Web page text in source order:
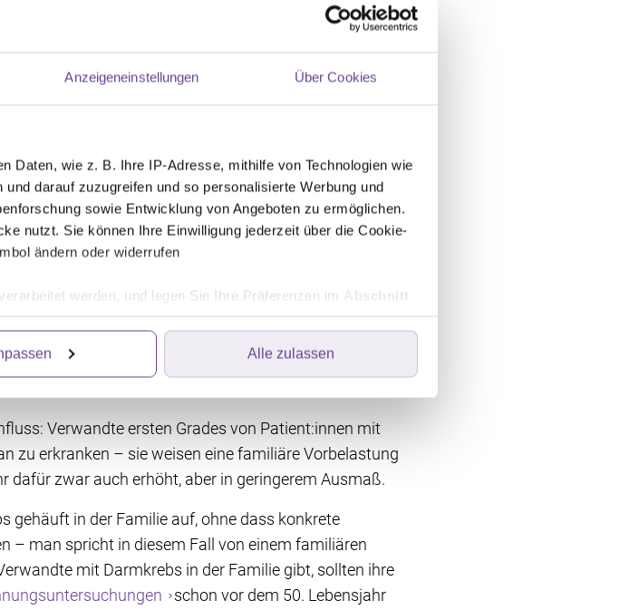
Anzeigeneinstellungen Über Cookies
Daten, wie z. B. Ihre IP-Adresse, mithilfe von Technologien wie
darauf zuzugreifen und so personalisierte Werbung und
sowie Entwicklung von Angeboten zu ermöglichen.
nutzt. Sie können Ihre Einwilligung jederzeit über die Cookie-
ändern oder widerrufen
werden, und legen Sie Ihre Präferenzen im Abschnitt
im Endgerät eines Seitenbesuchers speichern oder dort
Dies alles hilft uns, unsere Website optimal zu gestalten
indem Sie auf das runde Icon in der linken unteren Ecke
Alle zulassen
Rolle. Zwar gibt es keine spezielle Diät, um das Risiko
empfehlen Expert:innen eine ausgewogene Mischkost
und rotes oder verarbeitetes Fleisch nur in geringen
auch rotes oder gepökeltes Fleisch erhöhen das
scheinen. Ballaststoffe finden sich zum Beispiel in
in geringerer Menge in Obst und Gemüse.
der Deutschen Gesellschaft für
Ursache
Verwandte ersten Grades von Patient:innen mit
zu erkranken – sie weisen eine familiäre Vorbelastung
dafür zwar auch erhöht, aber in geringerem Ausmaß.
gehäuft in der Familie auf, ohne dass konkrete
– man spricht in diesem Fall von einem familiären
mit Darmkrebs in der Familie gibt, sollten ihre
schon vor dem 50. Lebensjahr